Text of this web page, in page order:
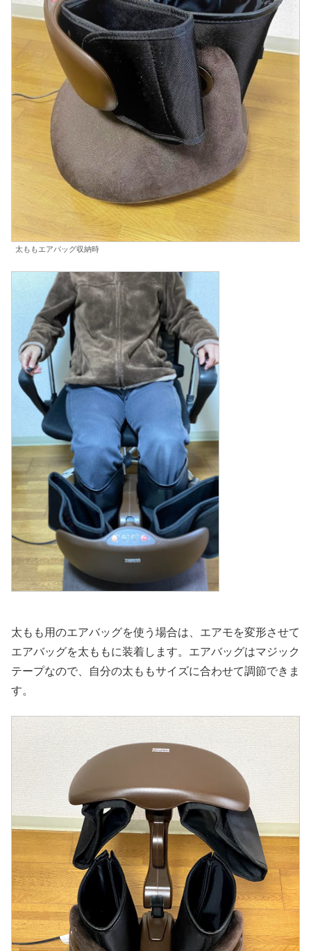
太ももエアバッグ収納時
太もも用のエアバッグを使う場合は、エアモを変形させて
エアバッグを太ももに装着します。エアバッグはマジック
テープなので、自分の太ももサイズに合わせて調節できま
す。